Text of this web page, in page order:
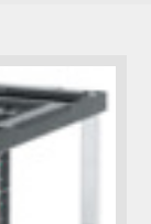
環境負荷物質調
査結果